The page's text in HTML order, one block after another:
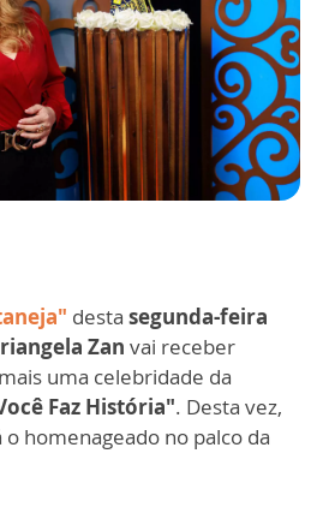
desta segunda-feira
Zan vai receber
uma celebridade da
Faz História". Desta vez,
o homenageado no palco da